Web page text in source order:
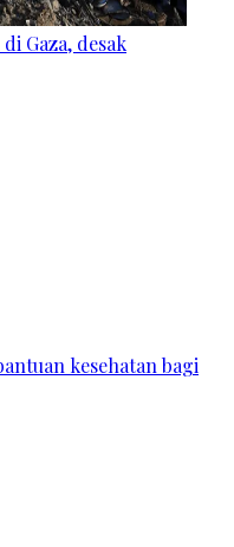
Gaza, desak
kesehatan bagi